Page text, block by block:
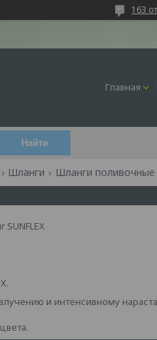
163
Главная
Найти
Шланги Шланги
SUNFLEX
и интенсивному